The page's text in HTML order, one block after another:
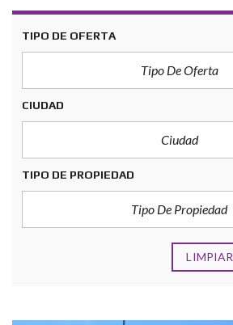
TIPO DE OFERTA
Tipo De Oferta
CIUDAD
Ciudad
TIPO DE PROPIEDAD
Tipo De Propiedad
LIMPIAR